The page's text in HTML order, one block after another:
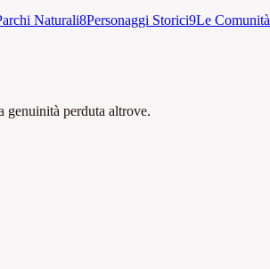
Naturali8Personaggi Storici9Le Comunità
genuinità perduta altrove.